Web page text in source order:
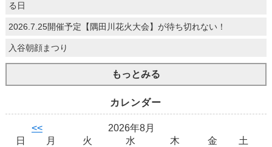
る日
2026.7.25開催予定【隅田川花火大会】が待ち切れない！
入谷朝顔まつり
もっとみる
カレンダー
<<
2026年8月
日
月 火 水 木 金
土